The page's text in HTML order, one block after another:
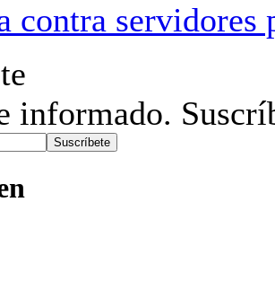
contra servidores
informado.
Suscríbete